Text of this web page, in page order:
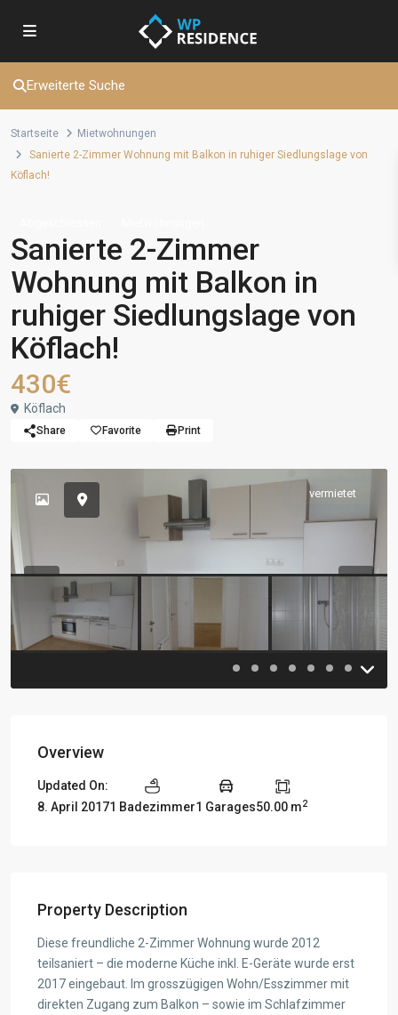
Erweiterte Suche
Startseite
Mietwohnungen
Sanierte 2-Zimmer Wohnung mit Balkon in ruhiger Siedlungslage von
Köflach!
Sanierte 2-Zimmer
Wohnung mit Balkon in
ruhiger Siedlungslage von
Köflach!
430€
Köflach
Share Favorite Print
vermietet
Previous
Overview
Updated On:
8. April 20171 Badezimmer1 Garages50.00 m2
Property Description
Diese freundliche 2-Zimmer Wohnung wurde 2012
teilsaniert – die moderne Küche inkl. E-Geräte wurde erst
2017 eingebaut. Im grosszügigen Wohn/Esszimmer mit
direkten Zugang zum Balkon – sowie im Schlafzimmer